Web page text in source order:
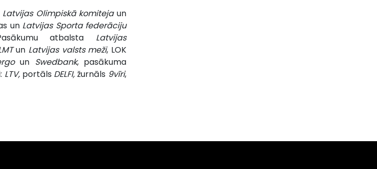
Latvijas Olimpiskā komitejaun
un Latvijas Sporta federāciju
atbalsta Latvijas
un Latvijas valsts meži, LOK
un Swedbank, pasākuma
LTV, portāls DELFI,žurnāls 9vīri,